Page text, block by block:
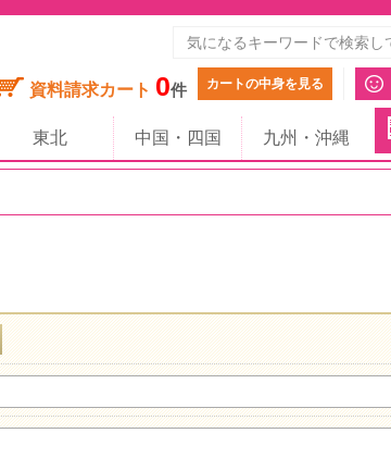
資料請求カート 0件 カートの中身を見る
東北 中国・四国 九州・沖縄